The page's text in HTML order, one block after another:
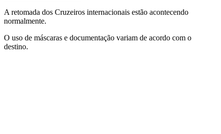
A retomada dos Cruzeiros internacionais estão acontecendo
normalmente.
O uso de máscaras e documentação variam de acordo com o
destino.